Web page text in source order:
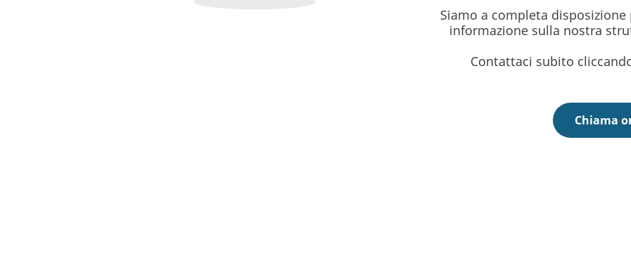
Siamo a completa
informazione sulla nostra
Contattaci subito
Chiama